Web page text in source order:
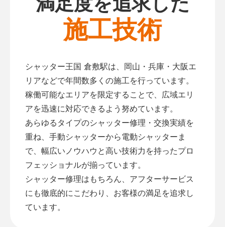
施工技術
シャッター王国 倉敷駅は、岡山・兵庫・大阪エ
リアなどで年間数多くの施工を行っています。
稼働可能なエリアを限定することで、広域エリ
アを迅速に対応できるよう努めています。
あらゆるタイプのシャッター修理・交換実績を
重ね、手動シャッターから電動シャッターま
で、幅広いノウハウと高い技術力を持ったプロ
フェッショナルが揃っています。
シャッター修理はもちろん、アフターサービス
にも徹底的にこだわり、お客様の満足を追求し
ています。